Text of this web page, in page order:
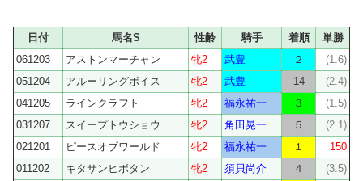
日付 馬名S 性齢 騎手 着順
単勝
061203
アストンマーチャン 牝2 武豊 ２
(1.6)
051204
アルーリングボイス 牝2 武豊 14
(2.4)
041205
ラインクラフト 牝2 福永祐一 ３
(1.5)
031207
スイープトウショウ 牝2 角田晃一 ５
(2.1)
021201
ピースオブワールド 牝2 福永祐一 １
150
011202
キタサンヒボタン 牝2 須貝尚介 ４
(3.5)